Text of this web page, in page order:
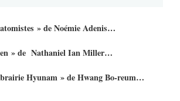
» de Noémie Adenis…
» de Nathaniel Ian Miller…
Hyunam » de Hwang Bo-reum…